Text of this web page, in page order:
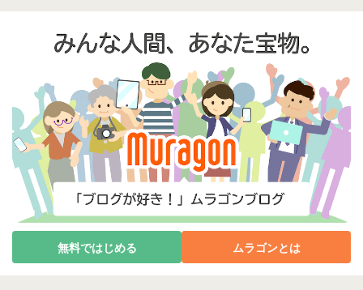
無料ではじめる ムラゴンとは